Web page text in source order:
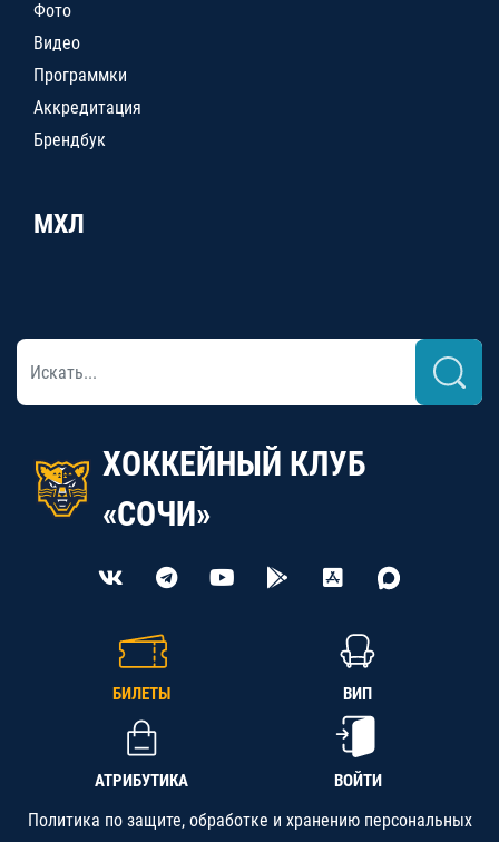
Фото
Видео
Программки
Аккредитация
Брендбук
МХЛ
ХОККЕЙНЫЙ КЛУБ
«СОЧИ»
БИЛЕТЫ ВИП
АТРИБУТИКА ВОЙТИ
Политика по защите, обработке и хранению персональных